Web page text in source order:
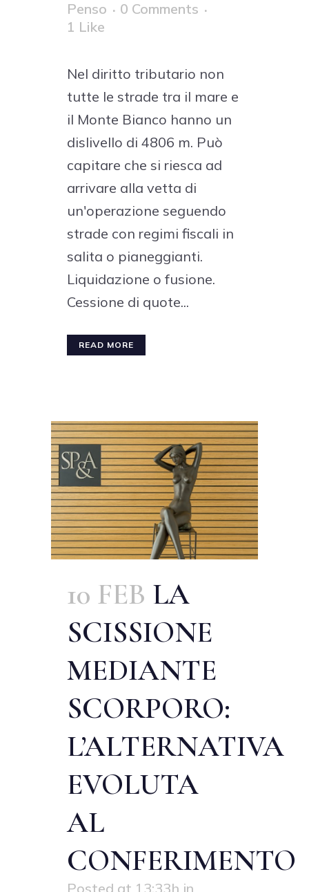
Penso
0 Comments
1 Like
Nel diritto tributario non
tutte le strade tra il mare e
il Monte Bianco hanno un
dislivello di 4806 m. Può
capitare che si riesca ad
arrivare alla vetta di
un'operazione seguendo
strade con regimi fiscali in
salita o pianeggianti.
Liquidazione o fusione.
Cessione di quote...
READ MORE
10 FEB LA
SCISSIONE
MEDIANTE
SCORPORO:
L’ALTERNATIVA
EVOLUTA
AL
CONFERIMENTO
Posted at 13:33h in